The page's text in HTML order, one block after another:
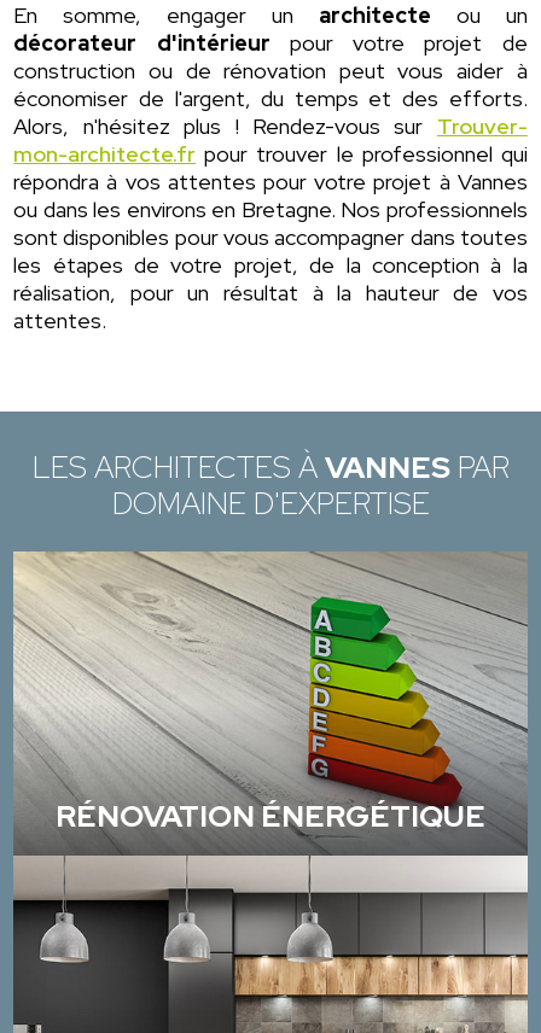
En somme, engager un architecte ou un
décorateur d'intérieur pour votre projet de
construction ou de rénovation peut vous aider à
économiser de l'argent, du temps et des efforts.
Alors, n'hésitez plus ! Rendez-vous sur Trouver-
mon-architecte.fr pour trouver le professionnel qui
répondra à vos attentes pour votre projet à Vannes
ou dans les environs en Bretagne. Nos professionnels
sont disponibles pour vous accompagner dans toutes
les étapes de votre projet, de la conception à la
réalisation, pour un résultat à la hauteur de vos
attentes.
LES ARCHITECTES ÀVANNESPAR
DOMAINE D'EXPERTISE
RÉNOVATION ÉNERGÉTIQUE